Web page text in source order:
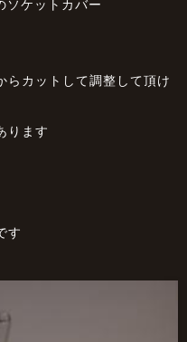
らカットして調整して頂け
ります
す